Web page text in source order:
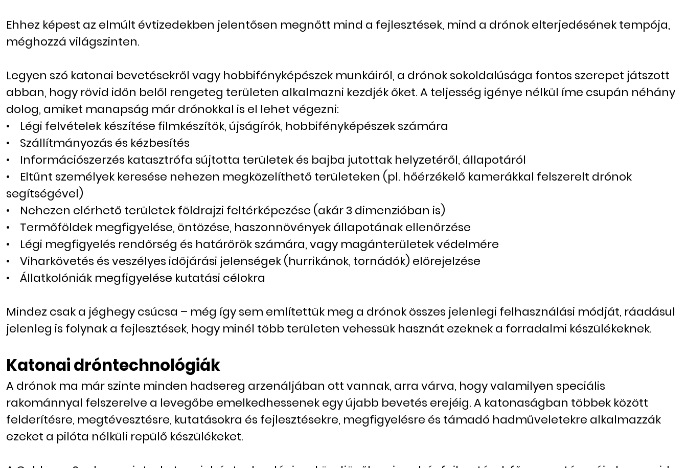
Ehhez képest az elmúlt évtizedekben jelentősen megnőtt mind a fejlesztések, mind a drónok elterjedésének tempója,
méghozzá világszinten.
Legyen szó katonai bevetésekről vagy hobbifényképészek munkáiról, a drónok sokoldalúsága fontos szerepet játszott
abban, hogy rövid időn belől rengeteg területen alkalmazni kezdjék őket. A teljesség igénye nélkül íme csupán néhány
dolog, amiket manapság már drónokkal is el lehet végezni:
• Légi felvételek készítése filmkészítők, újságírók, hobbifényképészek számára
• Szállítmányozás és kézbesítés
• Információszerzés katasztrófa sújtotta területek és bajba jutottak helyzetéről, állapotáról
• Eltűnt személyek keresése nehezen megközelíthető területeken (pl. hőérzékelő kamerákkal felszerelt drónok
segítségével)
• Nehezen elérhető területek földrajzi feltérképezése (akár 3 dimenzióban is)
• Termőföldek megfigyelése, öntözése, haszonnövények állapotának ellenőrzése
• Légi megfigyelés rendőrség és határőrök számára, vagy magánterületek védelmére
• Viharkövetés és veszélyes időjárási jelenségek (hurrikánok, tornádók) előrejelzése
• Állatkolóniák megfigyelése kutatási célokra
Mindez csak a jéghegy csúcsa – még így sem említettük meg a drónok összes jelenlegi felhasználási módját, ráadásul
jelenleg is folynak a fejlesztések, hogy minél több területen vehessük hasznát ezeknek a forradalmi készülékeknek.
Katonai dróntechnológiák
A drónok ma már szinte minden hadsereg arzenáljában ott vannak, arra várva, hogy valamilyen speciális
rakománnyal felszerelve a levegőbe emelkedhessenek egy újabb bevetés erejéig. A katonaságban többek között
felderítésre, megtévesztésre, kutatásokra és fejlesztésekre, megfigyelésre és támadó hadműveletekre alkalmazzák
ezeket a pilóta nélküli repülő készülékeket.